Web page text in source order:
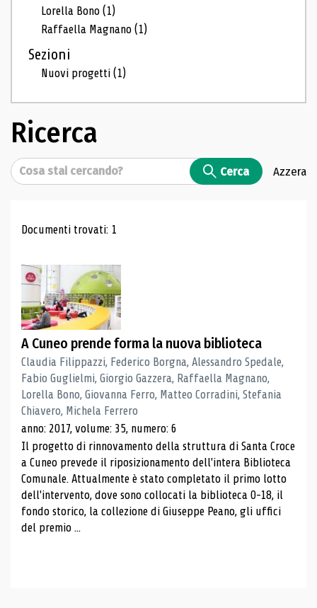
Lorella Bono(1)
Raffaella Magnano(1)
Sezioni
Nuovi progetti(1)
Ricerca
Cerca Cerca Azzera
Risultati di ricerca
Documenti trovati: 1
A Cuneo prende forma la nuova biblioteca
Claudia Filippazzi, Federico Borgna, Alessandro Spedale,
Fabio Guglielmi, Giorgio Gazzera, Raffaella Magnano,
Lorella Bono, Giovanna Ferro, Matteo Corradini, Stefania
Chiavero, Michela Ferrero
anno: 2017, volume: 35, numero: 6
Il progetto di rinnovamento della struttura di Santa Croce
a Cuneo prevede il riposizionamento dell'intera Biblioteca
Comunale. Attualmente è stato completato il primo lotto
dell'intervento, dove sono collocati la biblioteca 0-18, il
fondo storico, la collezione di Giuseppe Peano, gli uffici
del premio ...